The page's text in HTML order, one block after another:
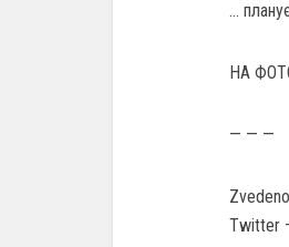
…
НА
— — —
Twitter